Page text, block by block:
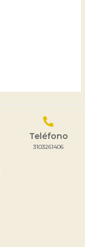
Teléfono
3103261406